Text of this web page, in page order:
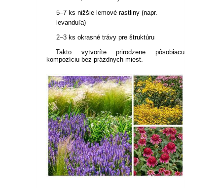
5–7 ks nižšie lemové rastliny (napr.
levanduľa)
2–3 ks okrasné trávy pre štruktúru
Takto vytvoríte prirodzene pôsobiacu
kompozíciu bez prázdnych miest.